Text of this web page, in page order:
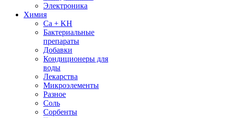
Электроника
Химия
Ca + KH
Бактериальные
препараты
Добавки
Кондиционеры для
воды
Лекарства
Микроэлементы
Разное
Соль
Сорбенты